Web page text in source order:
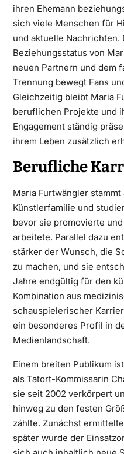
ihren Ehemann
sich viele Menschen für
und aktuelle Nachrichten.
Beziehungsstatus von
neuen Partnern und dem
Trennung bewegt Fans
Gleichzeitig bleibt Maria
beruflichen Projekte und
Engagement ständig
ihrem Leben zusätzlich
Berufliche
Maria Furtwängler
Künstlerfamilie und
bevor sie promovierte
arbeitete. Parallel dazu
stärker der Wunsch, die
zu machen, und sie
Jahre endgültig für den
Kombination aus
schauspielerischer
ein besonderes Profil in
Medienlandschaft.
Einem breiten Publikum
als Tatort-Kommissarin
sie seit 2002 verkörpert
hinweg zu den festen
zählte. Zunächst
später wurde der